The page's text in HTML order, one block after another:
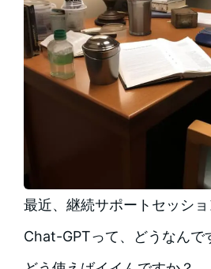
最近、継続サポートセッショ
Chat-GPTって、どうなんで